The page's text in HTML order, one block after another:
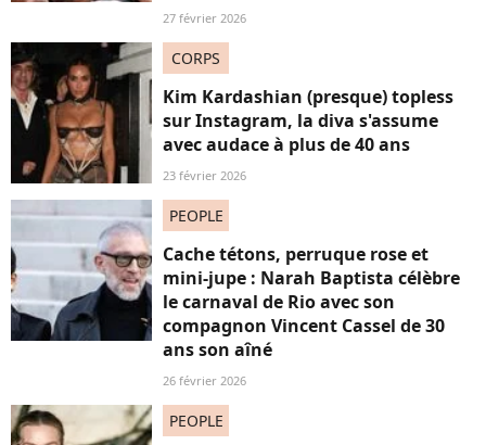
27 février 2026
CORPS
Kim Kardashian (presque) topless
sur Instagram, la diva s'assume
avec audace à plus de 40 ans
23 février 2026
PEOPLE
Cache tétons, perruque rose et
mini-jupe : Narah Baptista célèbre
le carnaval de Rio avec son
compagnon Vincent Cassel de 30
ans son aîné
26 février 2026
PEOPLE